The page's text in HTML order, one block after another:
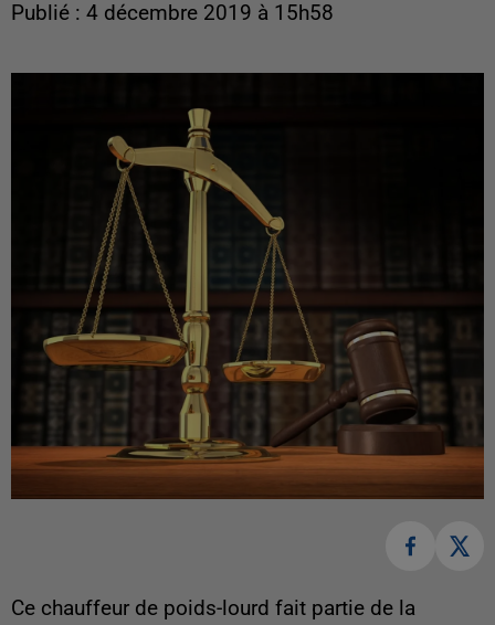
Publié : 4 décembre 2019 à 15h58
Ce chauffeur de poids-lourd fait partie de la